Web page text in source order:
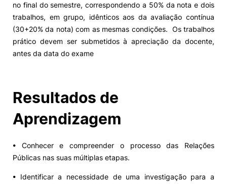
no final do semestre, correspondendo a 50% da nota e dois
trabalhos, em grupo, idênticos aos da avaliação contínua
(30+20% da nota) com as mesmas condições. Os trabalhos
prático devem ser submetidos à apreciação da docente,
antes da data do exame
Resultados de
Aprendizagem
• Conhecer e compreender o processo das Relações
Públicas nas suas múltiplas etapas.
• Identificar a necessidade de uma investigação para a